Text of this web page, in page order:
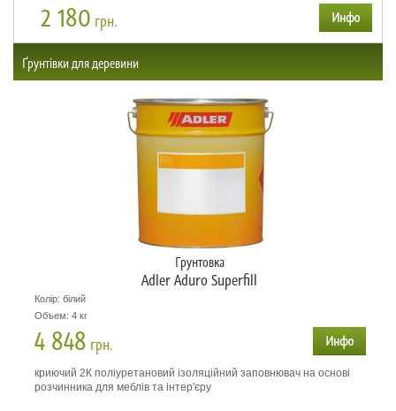
2 180 грн.
Ґрунтівки для деревини
Грунтовка
Adler Aduro Superfill
Колір: білий
Объем: 4 кг
4 848 грн.
криючий 2К поліуретановий ізоляційний заповнювач на основі
розчинника для меблів та інтер'єру